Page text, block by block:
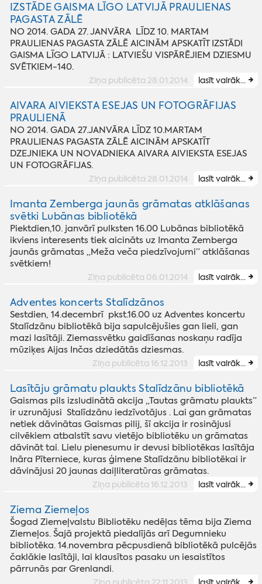
IZSTĀDE GAISMA LĪGO LATVIJĀ PRAULIENAS
PAGASTA ZĀLĒ
NO 2014. GADA 27. JANVĀRA LĪDZ 10. MARTAM
PRAULIENAS PAGASTA ZĀLĒ AICINĀM APSKATĪT IZSTĀDI
GAISMA LĪGO LATVIJĀ : LATVIEŠU VISPĀRĒJIEM DZIESMU
SVĒTKIEM-140.
Ziņa publicēta 28.01.2014 lasīt vairāk...
AIVARA AIVIEKSTA ESEJAS UN FOTOGRĀFIJAS
PRAULIENĀ
NO 2014. GADA 27.JANVĀRA LĪDZ 10.MARTAM
PRAULIENAS PAGASTA ZĀLĒ AICINĀM APSKATĪT
DZEJNIEKA UN NOVADNIEKA AIVARA AIVIEKSTA ESEJAS
UN FOTOGRĀFIJAS.
Ziņa publicēta 28.01.2014 lasīt vairāk...
Imanta Zemberga jaunās grāmatas atklāšanas
svētki Lubānas bibliotēkā
Piektdien,10. janvārī pulksten 16.00 Lubānas bibliotēkā
ikviens interesents tiek aicināts uz Imanta Zemberga
jaunās grāmatas „Meža veča piedzīvojumi” atklāšanas
svētkiem!
Ziņa publicēta 06.01.2014 lasīt vairāk...
Adventes koncerts Stalīdzānos
Sestdien, 14.decembrī pkst.16.00 uz Adventes koncertu
Stalīdzānu bibliotēkā bija sapulcējušies gan lieli, gan
mazi lasītāji. Ziemassvētku gaidīšanas noskaņu radīja
mūziķes Aijas Inčas dziedātās dziesmas.
Ziņa publicēta 16.12.2013 lasīt vairāk...
Lasītāju grāmatu plaukts Stalīdzānu bibliotēkā
Gaismas pils izsludinātā akcija „Tautas grāmatu plaukts”
ir uzrunājusi Stalīdzānu iedzīvotājus . Lai gan grāmatas
netiek dāvinātas Gaismas pilij, šī akcija ir rosinājusi
cilvēkiem atbalstīt savu vietējo bibliotēku un grāmatas
dāvināt tai. Lielu pienesumu ir devusi bibliotēkas lasītāja
Ināra Pīterniece, kuras ģimene Stalīdzānu bibliotēkai ir
dāvinājusi 20 jaunas daiļliteratūras grāmatas.
Ziņa publicēta 16.12.2013 lasīt vairāk...
Ziema Ziemeļos
Šogad Ziemeļvalstu Bibliotēku nedēļas tēma bija Ziema
Ziemeļos. Šajā projektā piedalījās arī Degumnieku
bibliotēka. 14.novembra pēcpusdienā bibliotēkā pulcējās
čaklākie lasītāji, lai klausītos pasaku un iesaistītos
pārrunās par Grenlandi.